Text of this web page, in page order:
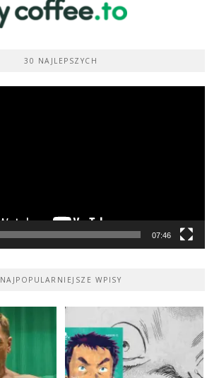
30 NAJLEPSZYCH
07:46
NAJPOPULARNIEJSZE WPISY